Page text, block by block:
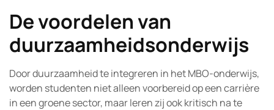
De voordelen van
duurzaamheidsonderwijs
Door duurzaamheid te integreren in het MBO-onderwijs,
worden studenten niet alleen voorbereid op een carrière
in een groene sector, maar leren zij ook kritisch na te